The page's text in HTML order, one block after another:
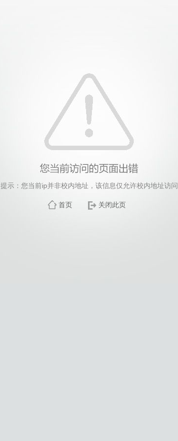
提示：您当前ip并非校内地址，该信息仅允许校内地址访问
首页 关闭此页